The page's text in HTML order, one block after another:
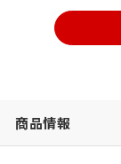
商品情報